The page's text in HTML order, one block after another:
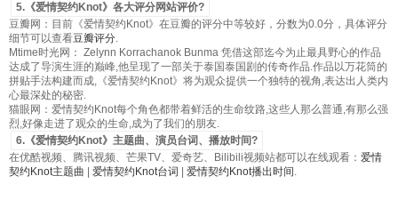
5.《爱情契约Knot》各大评分网站评价?
豆瓣网：目前《爱情契约Knot》在豆瓣的评分中等较好，分数为0.0分，具体评分
细节可以查看豆瓣评分.
Mtime时光网： Zelynn Korrachanok Bunma 凭借这部迄今为止最具野心的作品
达成了导演生涯的巅峰,他呈现了一部关于泰国泰国剧的传奇作品.作品以万花筒的
拼贴手法构建而成,《爱情契约Knot》将为观众提供一个独特的视角,表达出人类内
心最深处的秘密.
猫眼网：爱情契约Knot每个角色都带着鲜活的生命纹路,这些人那么普通,有那么强
烈,好像走进了观众的生命,成为了我们的朋友.
6.《爱情契约Knot》主题曲、演员台词、播放时间?
在优酷视频、腾讯视频、芒果TV、爱奇艺、Bilibili视频站都可以在线观看： 爱情
契约Knot主题曲
爱情契约Knot台词 爱情契约Knot播出时间 .